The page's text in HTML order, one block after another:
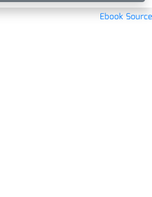
Ebook Source